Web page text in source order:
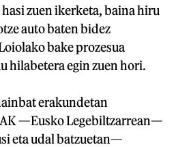
zuen ikerketa, baina hiru
auto baten bidez
bake prozesua
hilabetera egin zuen hori.
erakundetan
—Eusko Legebiltzarrean—
eta udal batzuetan—